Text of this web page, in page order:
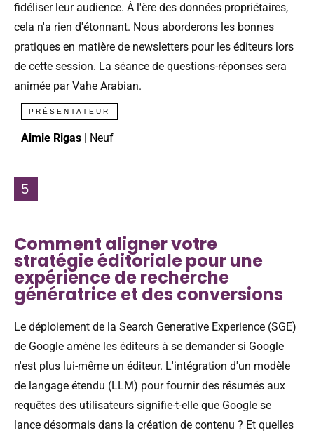
fidéliser leur audience. À l'ère des données propriétaires,
cela n'a rien d'étonnant. Nous aborderons les bonnes
pratiques en matière de newsletters pour les éditeurs lors
de cette session. La séance de questions-réponses sera
animée par Vahe Arabian.
PRÉSENTATEUR
Aimie Rigas | Neuf
5
Comment aligner votre
stratégie éditoriale pour une
expérience de recherche
génératrice et des conversions
Le déploiement de la Search Generative Experience (SGE)
de Google amène les éditeurs à se demander si Google
n'est plus lui-même un éditeur. L'intégration d'un modèle
de langage étendu (LLM) pour fournir des résumés aux
requêtes des utilisateurs signifie-t-elle que Google se
lance désormais dans la création de contenu ? Et quelles